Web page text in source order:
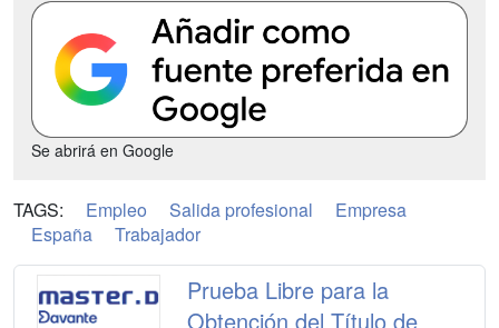
Se abrirá en Google
TAGS: Empleo Salida profesional
Empresa
España
Trabajador
Prueba Libre para la
Obtención del Título de